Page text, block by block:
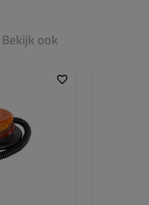
Bekijk ook